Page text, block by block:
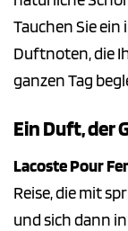
Tauchen Sie
Duftnoten, die
ganzen Tag
Ein Duft, der
Lacoste Pour
Reise, die mit
und sich dann